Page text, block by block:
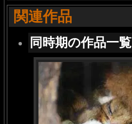
関連作品
同時期の作品一覧